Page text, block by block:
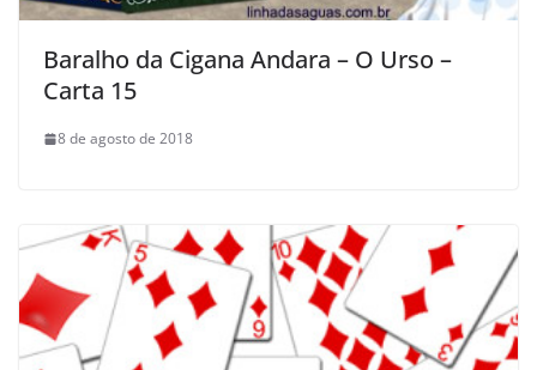
Baralho da Cigana Andara – O Urso –
Carta 15
8 de agosto de 2018